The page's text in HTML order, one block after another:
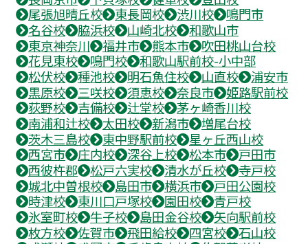
尾張旭晴丘校
東長岡校 渋川校
鳴門市
名谷校
脇浜校 山崎北校
和歌山市
東京神奈川
福井市 熊本市
吹田桃山台校
花見東校
鳴門校
和歌山駅前校-小中部
松伏校
種池校 明石魚住校 山直校
浦安市
黒原校
三咲校 須恵校 奈良市
姫路駅前校
荻野校
吉備校 辻堂校
茅ヶ崎香川校
南浦和辻校
太田校 新潟市
増尾台校
茨木三島校
東中野駅前校
星ヶ丘西山校
西宮市
庄内校 深谷上校 松本市
戸田市
西彼杵郡
松戸六実校 清水が丘校
寺戸校
城北中曽根校
島田市 横浜市
戸田公園校
時津校
東川口戸塚校 園田校
青戸校
氷室町校
牛子校 島田金谷校
矢向駅前校
枚方校
佐賀市 飛田給校 四宮校
石山校